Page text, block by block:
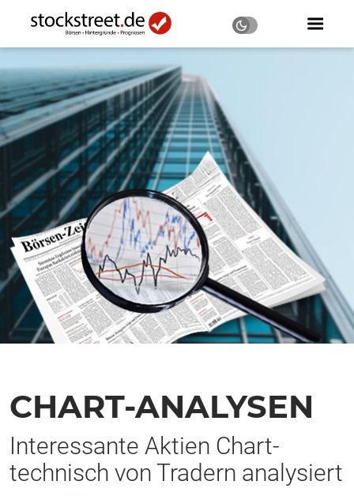
CHART-ANALYSEN
Interessante Aktien Chart-
technisch von Tradern analysiert